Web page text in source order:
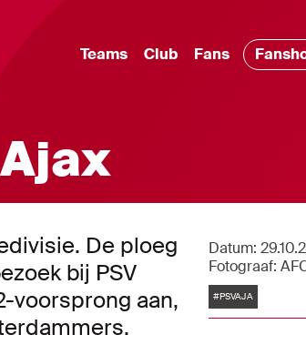
Teams Club Fans
De ploeg
bij PSV
voorsprong aan,
Datum:
Fotograaf:
Tags
#PSVAJA